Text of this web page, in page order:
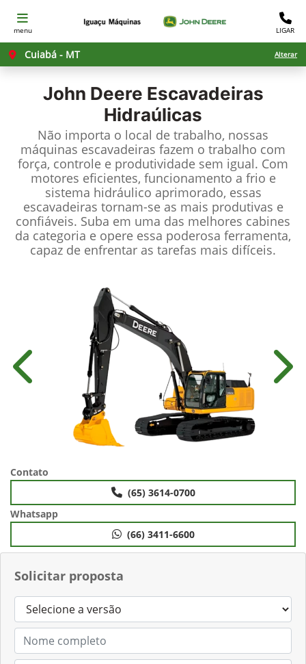
menu LIGAR
Cuiabá - MT Alterar
John Deere Escavadeiras
Hidraúlicas
Não importa o local de trabalho, nossas
máquinas escavadeiras fazem o trabalho com
força, controle e produtividade sem igual. Com
motores eficientes, funcionamento a frio e
sistema hidráulico aprimorado, essas
escavadeiras tornam-se as mais produtivas e
confiáveis. Suba em uma das melhores cabines
da categoria e opere essa poderosa ferramenta,
capaz de enfrentar as tarefas mais difíceis.
Solicitar proposta
Anterior
Contato
(65) 3614-0700
Whatsapp
(66) 3411-6600